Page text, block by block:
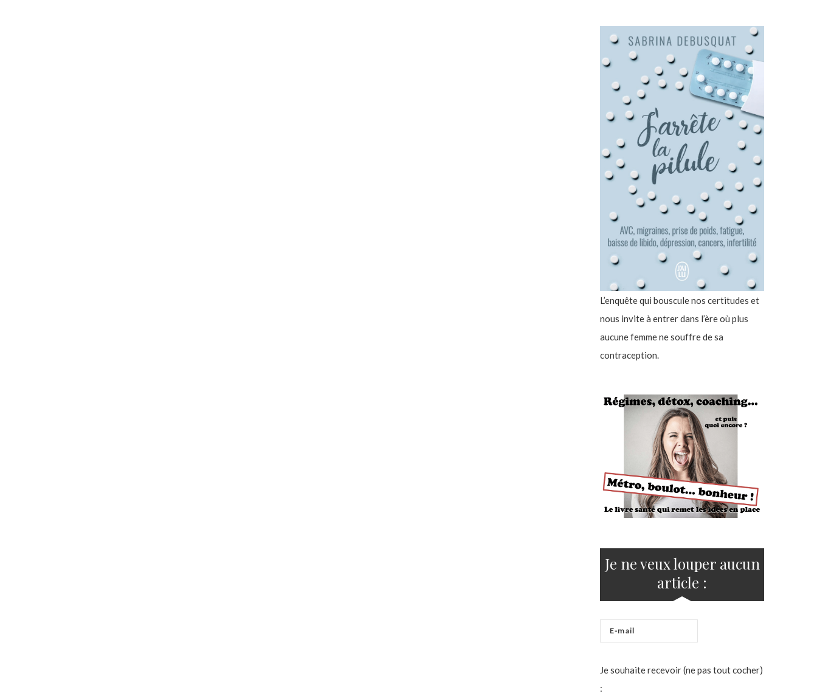
L’enquête qui bouscule nos certitudes et
nous invite à entrer dans l’ère où plus
aucune femme ne souffre de sa
contraception.
Je ne veux louper aucun
article :
Je souhaite recevoir (ne pas tout cocher)
: